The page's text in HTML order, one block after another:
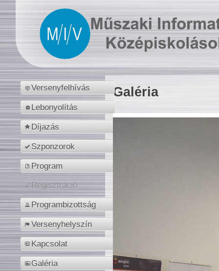
Versenyfelhívás
Lebonyolítás
Díjazás
Szponzorok
Program
Regisztráció
Programbizottság
Versenyhelyszín
Kapcsolat
Galéria
Galéria